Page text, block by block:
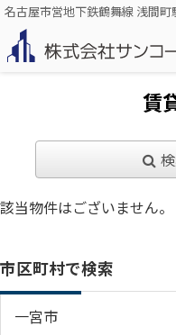
名古屋市営地下鉄鶴舞線 浅間
賃
該当物件はございません。
市区町村で検索
一宮市